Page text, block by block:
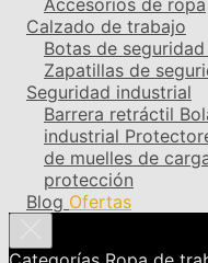
Accesorios de ropa
Calzado de trabajo
Botas de seguridad
Zapatillas de
Seguridad industrial
Barrera retráctil
industrial
de muelles de
protección
Blog Ofertas